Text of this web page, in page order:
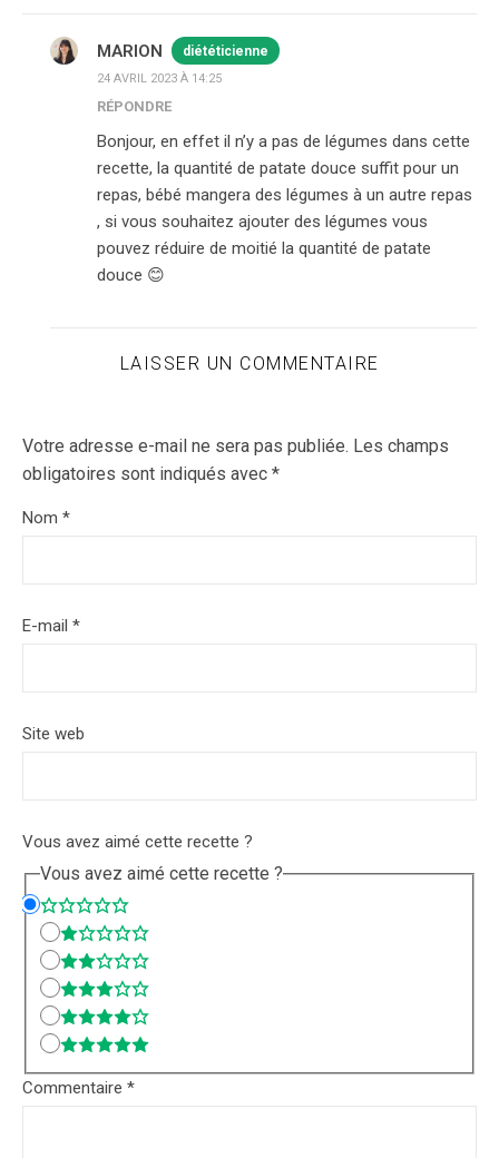
MARION diététicienne
24 AVRIL 2023 À 14:25
RÉPONDRE
Bonjour, en effet il n’y a pas de légumes dans cette
recette, la quantité de patate douce suffit pour un
repas, bébé mangera des légumes à un autre repas
, si vous souhaitez ajouter des légumes vous
pouvez réduire de moitié la quantité de patate
douce 😊
LAISSER UN COMMENTAIRE
Votre adresse e-mail ne sera pas publiée. Les champs
obligatoires sont indiqués avec *
Nom *
E-mail *
Site web
Vous avez aimé cette recette ?
Vous avez aimé cette recette ?
Commentaire *